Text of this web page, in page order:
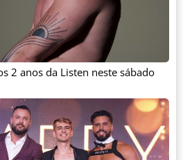
2 anos da Listen neste sábado